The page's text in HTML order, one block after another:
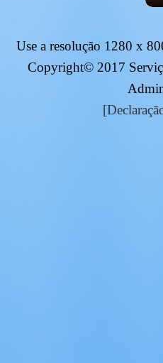
Use a resolução 1280 x
Copyright© 2017